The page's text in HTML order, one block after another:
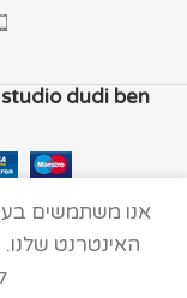
studio dudi ben
אנו משתמשים
האינטרנט